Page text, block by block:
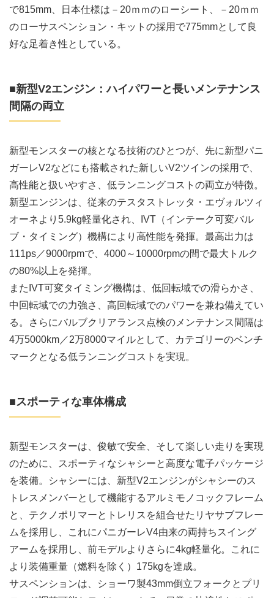
で815mm、日本仕様は－20ｍｍのローシート、－20ｍｍ
のローサスペンション・キットの採用で775mmとして良
好な足着き性としている。
■新型V2エンジン：ハイパワーと長いメンテナンス
間隔の両立
新型モンスターの核となる技術のひとつが、先に新型パニ
ガーレV2などにも搭載された新しいV2ツインの採用で、
高性能と扱いやすさ、低ランニングコストの両立が特徴。
新型エンジンは、従来のテスタストレッタ・エヴォルツィ
オーネより5.9kg軽量化され、IVT（インテーク可変バル
ブ・タイミング）機構により高性能を発揮。最高出力は
111ps／9000rpmで、4000～10000rpmの間で最大トルク
の80%以上を発揮。
またIVT可変タイミング機構は、低回転域での滑らかさ、
中回転域での力強さ、高回転域でのパワーを兼ね備えてい
る。さらにバルブクリアランス点検のメンテナンス間隔は
4万5000km／2万8000マイルとして、カテゴリーのベンチ
マークとなる低ランニングコストを実現。
■スポーティな車体構成
新型モンスターは、俊敏で安全、そして楽しい走りを実現
のために、スポーティなシャシーと高度な電子パッケージ
を装備。シャシーには、新型V2エンジンがシャシーのス
トレスメンバーとして機能するアルミモノコックフレーム
と、テクノポリマーとトレリスを組合せたリヤサブフレー
ムを採用し、これにパニガーレV4由来の両持ちスイング
アームを採用し、前モデルよりさらに4kg軽量化。これに
より装備重量（燃料を除く）175kgを達成。
サスペンションは、ショーワ製43mm倒立フォークとプリ